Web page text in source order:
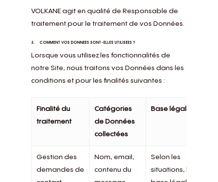
VOLKANE agit en qualité de Responsable de
traitement pour le traitement de vos Données.
3. COMMENT VOS DONNEES SONT-ELLES UTILISEES ?
Lorsque vous utilisez les fonctionnalités de
notre Site, nous traitons vos Données dans les
conditions et pour les finalités suivantes :
Finalité du
traitement
Catégories
de Données
collectées
Base légale
Gestion des
demandes de
Nom, email,
contenu du
Selon les
situations, la